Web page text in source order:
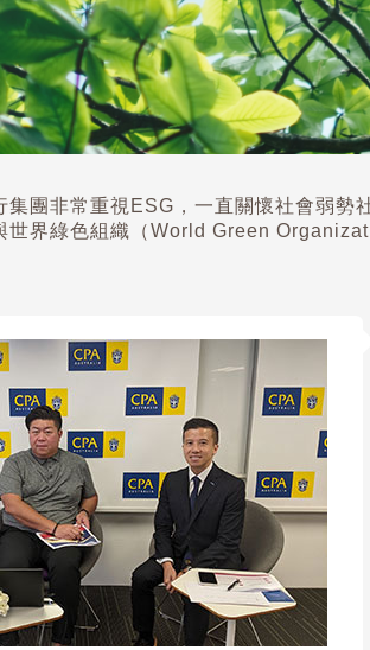
集團非常重視ESG，一直關懷社會弱勢
世界綠色組織（World Green